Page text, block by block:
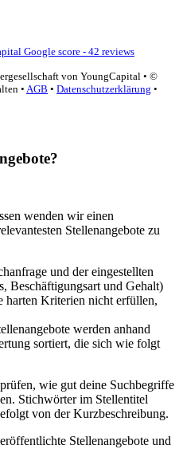
Google score - 42 reviews
von YoungCapital • ©
• AGB • Datenschutzerklärung •
wenden wir einen
Stellenangebote zu
und der eingestellten
Beschäftigungsart und Gehalt)
harten Kriterien nicht erfüllen,
werden anhand
sortiert, die sich wie folgt
wie gut deine Suchbegriffe
Stichwörter im Stellentitel
von der Kurzbeschreibung.
Stellenangebote und